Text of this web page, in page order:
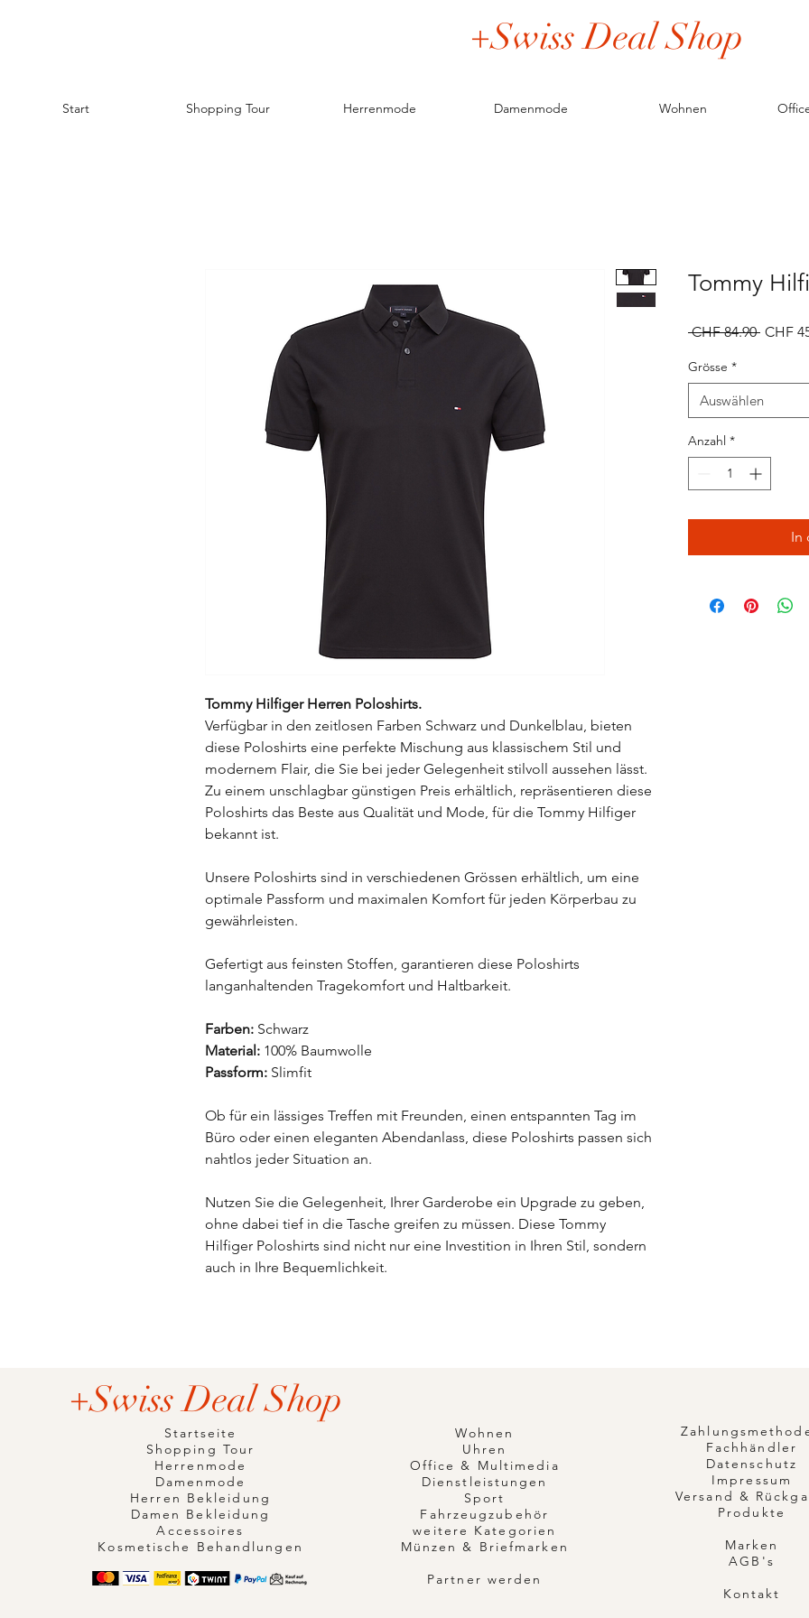
+Swiss Deal Shop
Start Shopping Tour Herrenmode Damenmode Wohnen
Tommy Hilfiger Herren Poloshirts.
Verfügbar in den zeitlosen Farben Schwarz und Dunkelblau, bieten
diese Poloshirts eine perfekte Mischung aus klassischem Stil und
modernem Flair, die Sie bei jeder Gelegenheit stilvoll aussehen lässt.
Zu einem unschlagbar günstigen Preis erhältlich, repräsentieren diese
Poloshirts das Beste aus Qualität und Mode, für die Tommy Hilfiger
bekannt ist.
Unsere Poloshirts sind in verschiedenen Grössen erhältlich, um eine
optimale Passform und maximalen Komfort für jeden Körperbau zu
gewährleisten.
Gefertigt aus feinsten Stoffen, garantieren diese Poloshirts
langanhaltenden Tragekomfort und Haltbarkeit.
Farben: Schwarz
Material: 100% Baumwolle
Passform: Slimfit
Ob für ein lässiges Treffen mit Freunden, einen entspannten Tag im
Büro oder einen eleganten Abendanlass, diese Poloshirts passen sich
nahtlos jeder Situation an.
Nutzen Sie die Gelegenheit, Ihrer Garderobe ein Upgrade zu geben,
ohne dabei tief in die Tasche greifen zu müssen. Diese Tommy
Hilfiger Poloshirts sind nicht nur eine Investition in Ihren Stil, sondern
auch in Ihre Bequemlichkeit.
Tommy
CHF 84.90 CHF
Grösse *
Auswählen
Anzahl *
In
+Swiss Deal Shop
Startseite
Shopping Tour
Herrenmode
Damenmode
Herren Bekleidung
Damen Bekleidung
Accessoires
Kosmetische Behandlungen
Wohnen
Uhren
Office & Multimedia
Dienstleistungen
Sport
Fahrzeugzubehör
weitere Kategorien
Münzen & Briefmarken
Partner werden
Fachhändler
Datenschutz
Impressum
Versand &
Produkte
Marken
AGB's
Kontakt